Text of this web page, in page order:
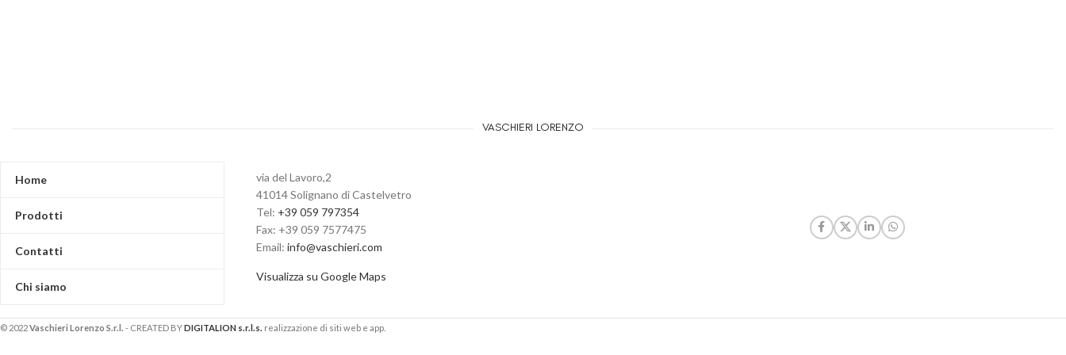
VASCHIERI LORENZO
Home
Prodotti
Contatti
Chi siamo
via del Lavoro,2
41014 Solignano di Castelvetro
Tel: +39 059 797354
Fax: +39 059 7577475
Email: info@vaschieri.com
Visualizza su Google Maps
© 2022Vaschieri Lorenzo S.r.l. - CREATED BYDIGITALION s.r.l.s. realizzazione di siti web e app.